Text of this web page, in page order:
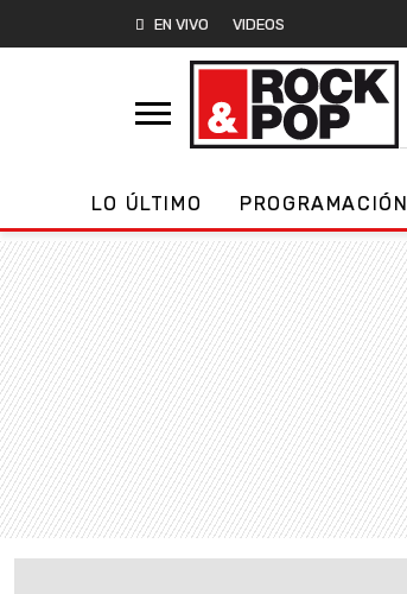
EN VIVO VIDEOS
LO ÚLTIMO PROGRAMACIÓN